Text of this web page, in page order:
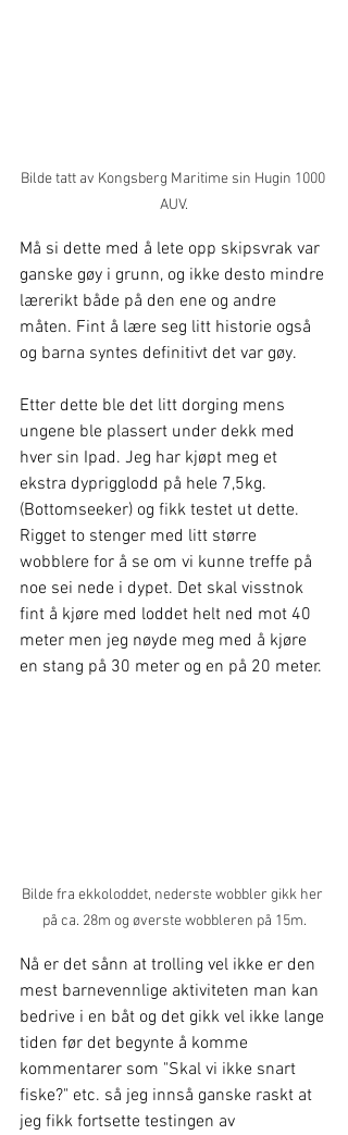
Bilde tatt av Kongsberg Maritime sin Hugin 1000
AUV.
Må si dette med å lete opp skipsvrak var
ganske gøy i grunn, og ikke desto mindre
lærerikt både på den ene og andre
måten. Fint å lære seg litt historie også
og barna syntes definitivt det var gøy.
Etter dette ble det litt dorging mens
ungene ble plassert under dekk med
hver sin Ipad. Jeg har kjøpt meg et
ekstra dyprigglodd på hele 7,5kg.
(Bottomseeker) og fikk testet ut dette.
Rigget to stenger med litt større
wobblere for å se om vi kunne treffe på
noe sei nede i dypet. Det skal visstnok
fint å kjøre med loddet helt ned mot 40
meter men jeg nøyde meg med å kjøre
en stang på 30 meter og en på 20 meter.
Bilde fra ekkoloddet, nederste wobbler gikk her
på ca. 28m og øverste wobbleren på 15m.
Nå er det sånn at trolling vel ikke er den
mest barnevennlige aktiviteten man kan
bedrive i en båt og det gikk vel ikke lange
tiden før det begynte å komme
kommentarer som "Skal vi ikke snart
fiske?" etc. så jeg innså ganske raskt at
jeg fikk fortsette testingen av